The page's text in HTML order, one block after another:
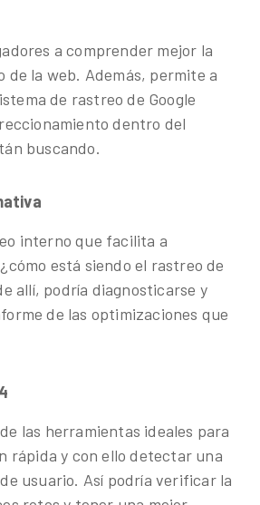
a comprender mejor la
la web. Además, permite a
de rastreo de Google
dentro del
buscando.
interno que facilita a
está siendo el rastreo de
allí, podría diagnosticarse y
de las optimizaciones que
las herramientas ideales para
rápida y con ello detectar una
usuario. Así podría verificar la